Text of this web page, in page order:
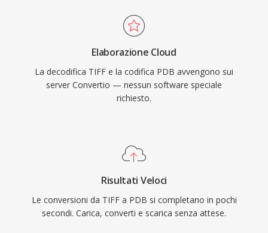
Elaborazione Cloud
La decodifica TIFF e la codifica PDB avvengono sui
server Convertio — nessun software speciale
richiesto.
Risultati Veloci
Le conversioni da TIFF a PDB si completano in pochi
secondi. Carica, converti e scarica senza attese.